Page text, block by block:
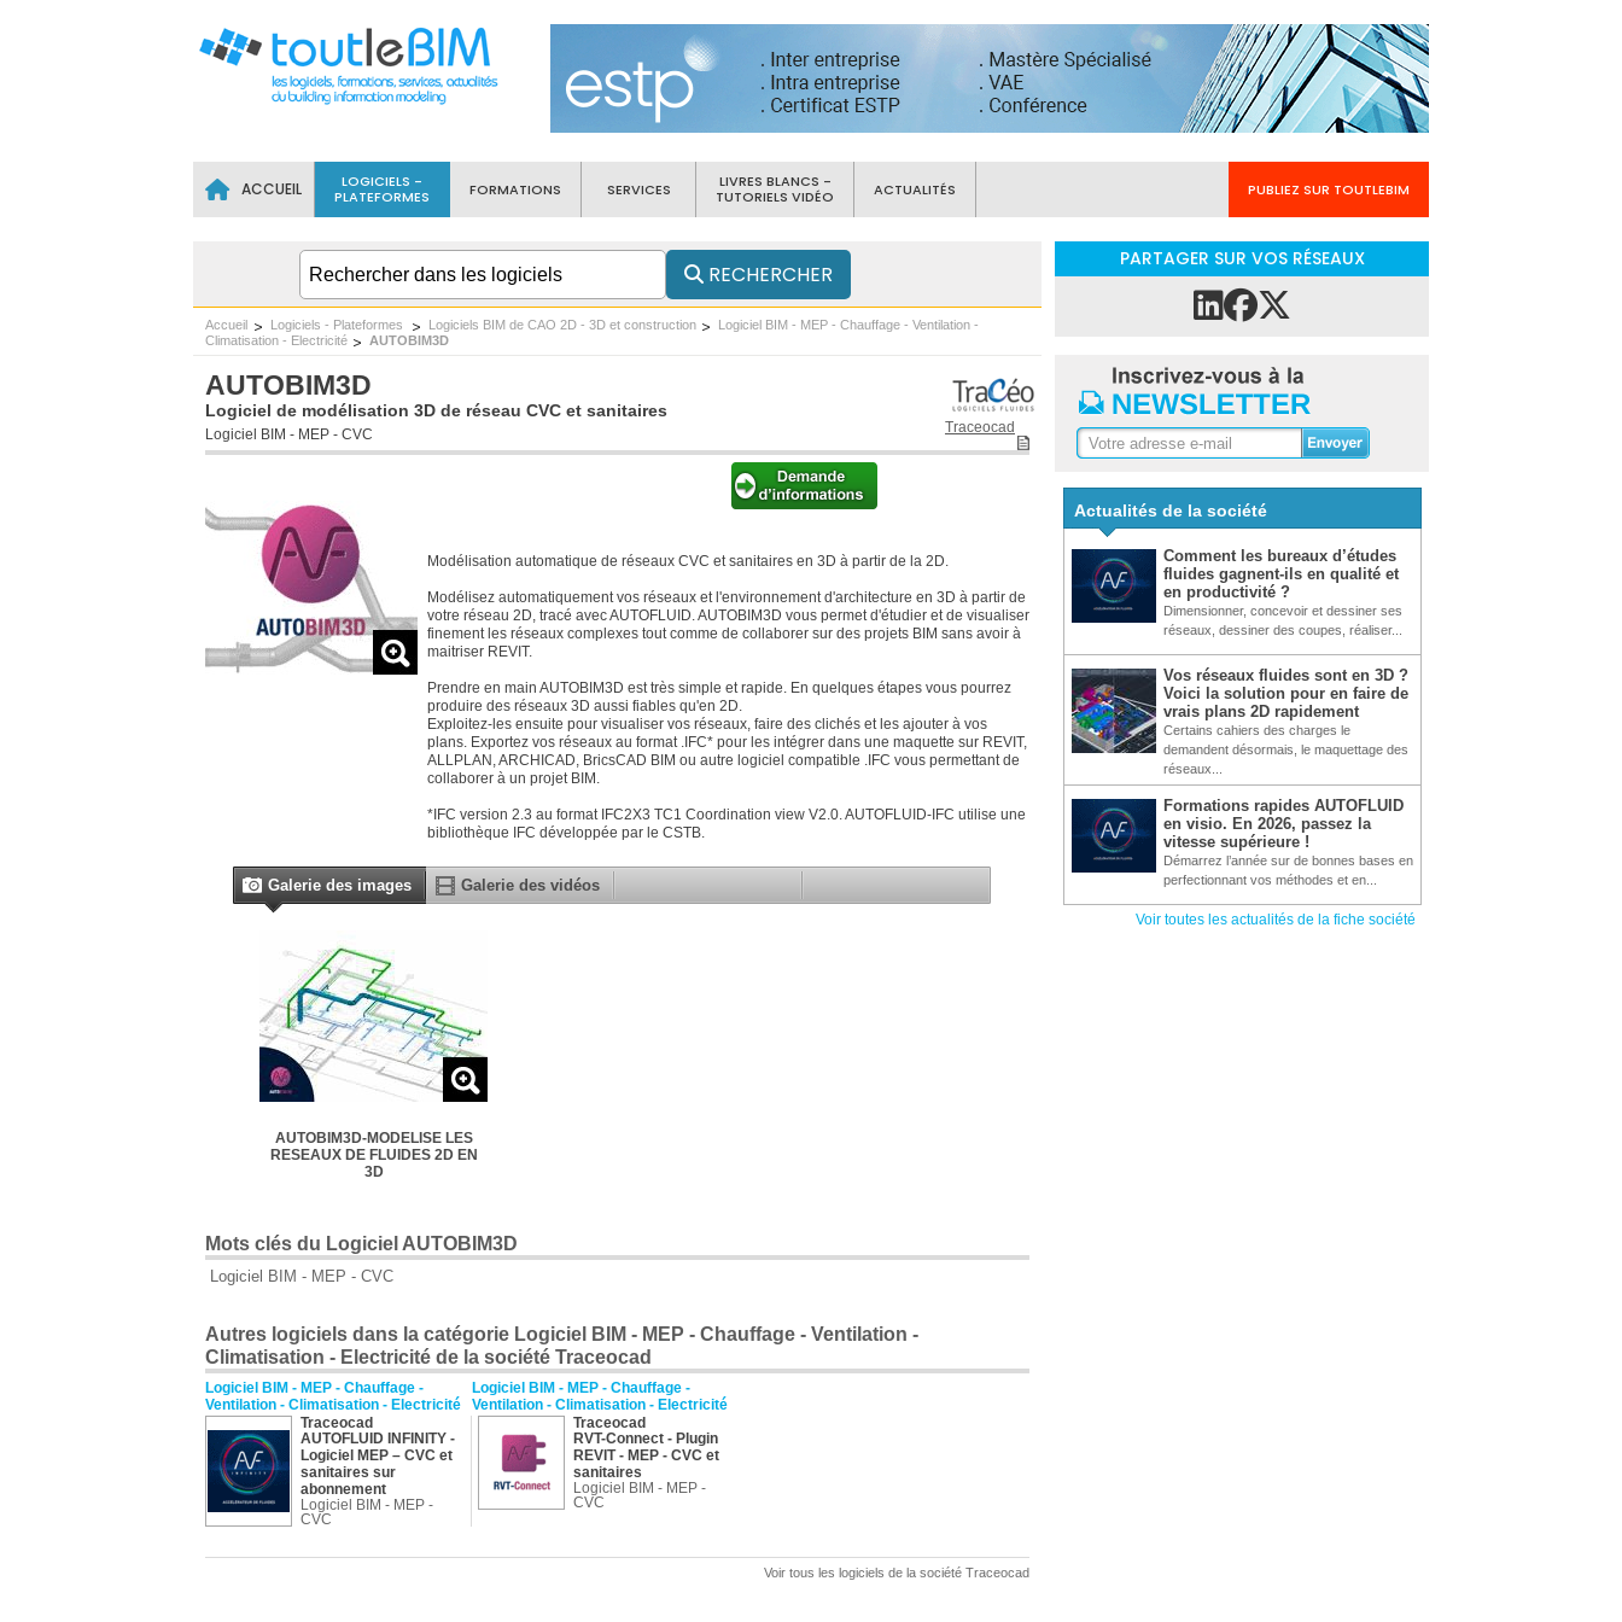
ACCUEIL
LOGICIELS -
PLATEFORMES
FORMATIONS SERVICES
LIVRES BLANCS -
TUTORIELS VIDÉO
ACTUALITÉS PUBLIEZ SUR TOUTLEBIM
RECHERCHER
Accueil Logiciels - Plateformes Logiciels BIM de CAO 2D - 3D et construction
Logiciel BIM - MEP - Chauffage - Ventilation -
Climatisation - Electricité
AUTOBIM3D
AUTOBIM3D
Logiciel de modélisation 3D de réseau CVC et sanitaires
Logiciel BIM - MEP - CVC Traceocad
Modélisation automatique de réseaux CVC et sanitaires en 3D à partir de la 2D.
Modélisez automatiquement vos réseaux et l'environnement d'architecture en 3D à partir de
votre réseau 2D, tracé avec AUTOFLUID. AUTOBIM3D vous permet d'étudier et de visualiser
finement les réseaux complexes tout comme de collaborer sur des projets BIM sans avoir à
maitriser REVIT.
Prendre en main AUTOBIM3D est très simple et rapide. En quelques étapes vous pourrez
produire des réseaux 3D aussi fiables qu'en 2D.
Exploitez-les ensuite pour visualiser vos réseaux, faire des clichés et les ajouter à vos
plans. Exportez vos réseaux au format .IFC* pour les intégrer dans une maquette sur REVIT,
ALLPLAN, ARCHICAD, BricsCAD BIM ou autre logiciel compatible .IFC vous permettant de
collaborer à un projet BIM.
*IFC version 2.3 au format IFC2X3 TC1 Coordination view V2.0. AUTOFLUID-IFC utilise une
bibliothèque IFC développée par le CSTB.
Galerie des images Galerie des vidéos
AUTOBIM3D-MODELISE LES
RESEAUX DE FLUIDES 2D EN
3D
Mots clés du Logiciel AUTOBIM3D
Logiciel BIM - MEP - CVC
Autres logiciels dans la catégorie Logiciel BIM - MEP - Chauffage - Ventilation -
Climatisation - Electricité de la société Traceocad
Logiciel BIM - MEP - Chauffage -
Ventilation - Climatisation - Electricité
Logiciel BIM - MEP - Chauffage -
Ventilation - Climatisation - Electricité
Traceocad
AUTOFLUID INFINITY -
Logiciel MEP – CVC et
sanitaires sur
abonnement
Logiciel BIM - MEP -
CVC
Traceocad
RVT-Connect - Plugin
REVIT - MEP - CVC et
sanitaires
Logiciel BIM - MEP -
CVC
Voir tous les logiciels de la société Traceocad
PARTAGER SUR VOS RÉSEAUX
Actualités de la société
Comment les bureaux d’études
fluides gagnent-ils en qualité et
en productivité ?
Dimensionner, concevoir et dessiner ses
réseaux, dessiner des coupes, réaliser...
Vos réseaux fluides sont en 3D ?
Voici la solution pour en faire de
vrais plans 2D rapidement
Certains cahiers des charges le
demandent désormais, le maquettage des
réseaux...
Formations rapides AUTOFLUID
en visio. En 2026, passez la
vitesse supérieure !
Démarrez l’année sur de bonnes bases en
perfectionnant vos méthodes et en...
Voir toutes les actualités de la fiche société